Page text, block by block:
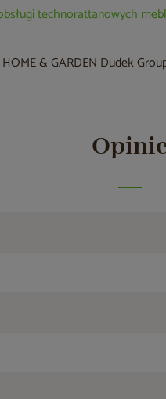
technorattanowych
& GARDEN Dudek